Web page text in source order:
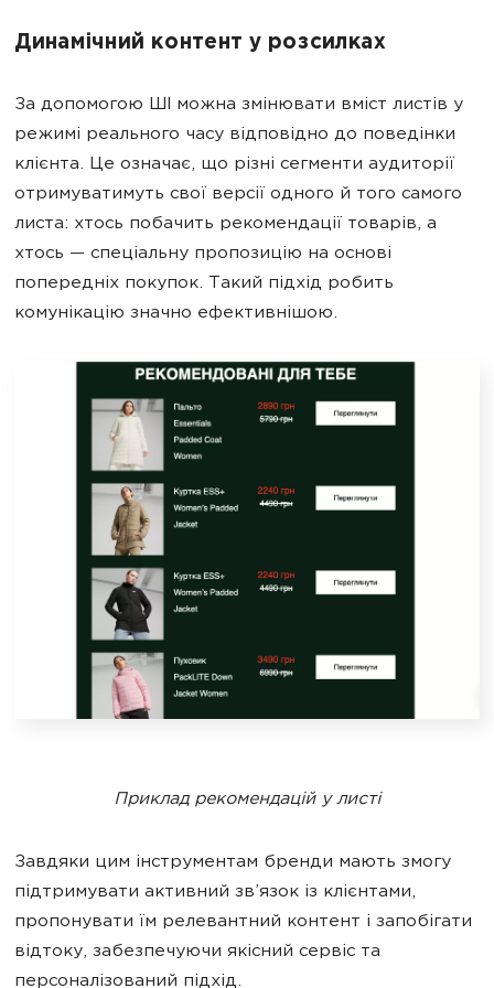
Динамічний контент у розсилках
За допомогою ШІ можна змінювати вміст листів у
режимі реального часу відповідно до поведінки
клієнта. Це означає, що різні сегменти аудиторії
отримуватимуть свої версії одного й того самого
листа: хтось побачить рекомендації товарів, а
хтось — спеціальну пропозицію на основі
попередніх покупок. Такий підхід робить
комунікацію значно ефективнішою.
Приклад рекомендацій у листі
Завдяки цим інструментам бренди мають змогу
підтримувати активний зв’язок із клієнтами,
пропонувати їм релевантний контент і запобігати
відтоку, забезпечуючи якісний сервіс та
персоналізований підхід.